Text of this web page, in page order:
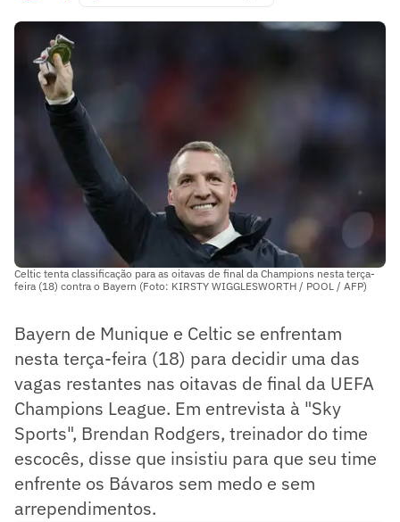
Celtic tenta classificação para as oitavas de final da Champions nesta terça-
feira (18) contra o Bayern (Foto: KIRSTY WIGGLESWORTH / POOL / AFP)
Bayern de Munique e Celtic se enfrentam
nesta terça-feira (18) para decidir uma das
vagas restantes nas oitavas de final da UEFA
Champions League. Em entrevista à "Sky
Sports", Brendan Rodgers, treinador do time
escocês, disse que insistiu para que seu time
enfrente os Bávaros sem medo e sem
arrependimentos.